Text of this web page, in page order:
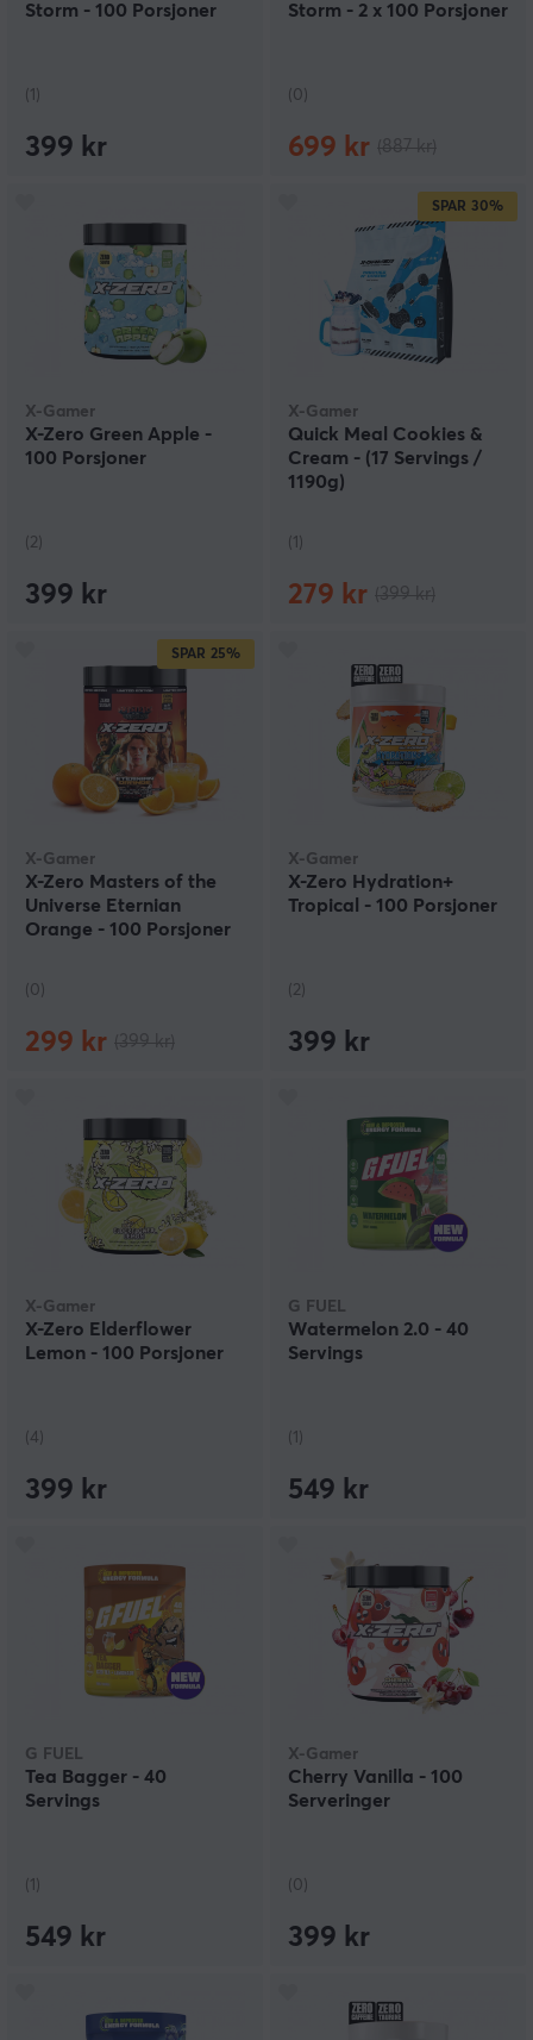
Storm - 100 Porsjoner
(1)
399 kr
Storm - 2 x 100 Porsjoner
(0)
699 kr
X-Gamer
X-Zero Green Apple -
100 Porsjoner
(2)
399 kr
SPAR 30%
X-Gamer
Quick Meal Cookies &
Cream - (17 Servings /
1190g)
(1)
279 kr
SPAR 25%
X-Gamer
X-Zero Masters of the
Universe Eternian
Orange - 100 Porsjoner
(0)
299 kr
X-Gamer
X-Zero Hydration+
Tropical - 100 Porsjoner
(2)
399 kr
X-Gamer
X-Zero Elderflower
Lemon - 100 Porsjoner
(4)
399 kr
G FUEL
Watermelon 2.0 - 40
Servings
(1)
549 kr
G FUEL
Tea Bagger - 40
Servings
(1)
549 kr
X-Gamer
Cherry Vanilla - 100
Serveringer
(0)
399 kr